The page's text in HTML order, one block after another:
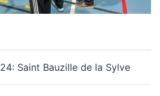
Saint Bauzille de la Sylve